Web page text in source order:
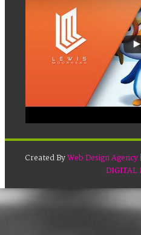
Created ByWeb Design Agency
DIGITAL